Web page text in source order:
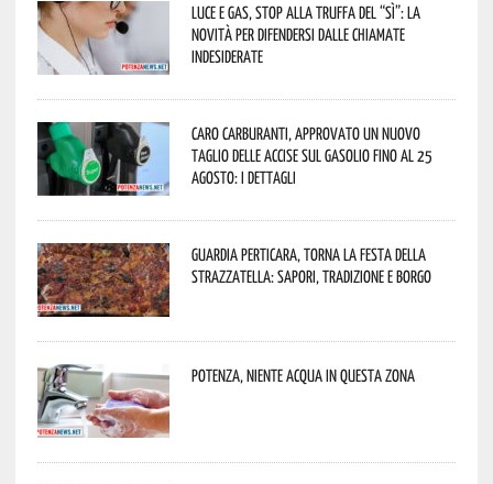
Luce e gas, stop alla truffa del “Sì”: la
novità per difendersi dalle chiamate
indesiderate
Caro carburanti, approvato un nuovo
taglio delle accise sul gasolio fino al 25
agosto: i dettagli
Guardia Perticara, torna la Festa della
Strazzatella: sapori, tradizione e borgo
Potenza, niente acqua in questa zona